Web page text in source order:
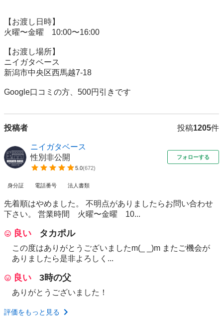
【お渡し日時】
火曜〜金曜　10:00〜16:00
【お渡し場所】
ニイガタベース
新潟市中央区西馬越7-18
Google口コミの方、500円引きです
投稿者 投稿1205件
ニイガタベース
性別非公開
5.0(672)
フォローする
身分証 電話番号 法人書類
先着順はやめました。 不明点がありましたらお問い合わせ
下さい。 営業時間 火曜〜金曜 10...
良い タカポル
この度はありがとうございましたm(_ _)m またご機会が
ありましたら是非よろしく...
良い 3時の父
ありがとうございました！
評価をもっと見る